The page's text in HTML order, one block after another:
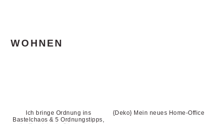
WOHNEN
Ich bringe Ordnung ins
Bastelchaos & 5 Ordnungstipps,
{Deko} Mein neues Home-Office